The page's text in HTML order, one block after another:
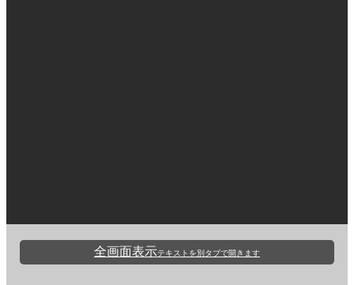
全画面表示テキストを別タブで開きます